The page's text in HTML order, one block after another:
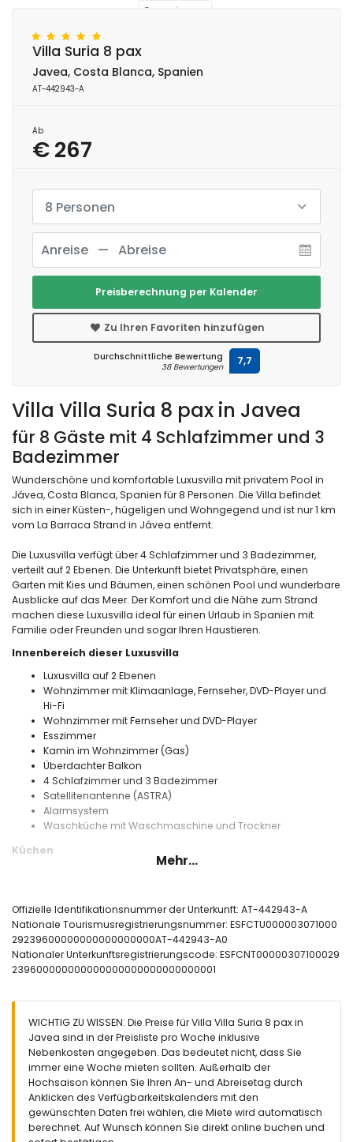
Reservierung
Villa Villa Suria 8 pax in Javea
für 8 Gäste mit 4 Schlafzimmer und 3
Badezimmer
Wunderschöne und komfortable Luxusvilla mit privatem Pool in
Jávea, Costa Blanca, Spanien für 8 Personen. Die Villa befindet
sich in einer Küsten-, hügeligen und Wohngegend und ist nur 1 km
vom La Barraca Strand in Jávea entfernt.
Die Luxusvilla verfügt über 4 Schlafzimmer und 3 Badezimmer,
verteilt auf 2 Ebenen. Die Unterkunft bietet Privatsphäre, einen
Garten mit Kies und Bäumen, einen schönen Pool und wunderbare
Ausblicke auf das Meer. Der Komfort und die Nähe zum Strand
machen diese Luxusvilla ideal für einen Urlaub in Spanien mit
Familie oder Freunden und sogar Ihren Haustieren.
Innenbereich dieser Luxusvilla
Luxusvilla auf 2 Ebenen
Wohnzimmer mit Klimaanlage, Fernseher, DVD-Player und
Hi-Fi
Wohnzimmer mit Fernseher und DVD-Player
Esszimmer
Kamin im Wohnzimmer (Gas)
Überdachter Balkon
4 Schlafzimmer und 3 Badezimmer
Satellitenantenne (ASTRA)
Alarmsystem
Waschküche mit Waschmaschine und Trockner
Küchen
Kaffeemaschine, Wasserkocher, Mixer, Toaster und Entsafter
Küche mit Elektroherd, Mikrowelle und Kühlschrank
Schlafzimmer und Badezimmer
Schlafzimmer mit Klimaanlage, Queensize-Bett (Maße 190 x
Schlafzimmer mit Klimaanlage, 2 Einzelbetten (Maße 190 x
90 cm) und Fernseher
Schlafzimmer mit Klimaanlage, 2 Einzelbetten (Maße 190 x
90 cm)
En-suite Badezimmer mit Doppelwaschbecken,
Badewanne, Dusche und Toilette
En-suite Badezimmer mit Einzelwaschbecken, Dusche und
Toilette
Mehr...
Offizielle Identifikationsnummer der Unterkunft: AT-442943-A
Nationale Tourismusregistrierungsnummer: ESFCTU000003071000
29239600000000000000000AT-442943-A0
Nationaler Unterkunftsregistrierungscode: ESFCNT00000307100029
239600000000000000000000000000001
WICHTIG ZU WISSEN: Die Preise für Villa Villa Suria 8 pax in
Javea sind in der Preisliste pro Woche inklusive
Nebenkosten angegeben. Das bedeutet nicht, dass Sie
immer eine Woche mieten sollten. Außerhalb der
Hochsaison können Sie Ihren An- und Abreisetag durch
Anklicken des Verfügbarkeitskalenders mit den
gewünschten Daten frei wählen, die Miete wird automatisch
berechnet. Auf Wunsch können Sie direkt online buchen und
Villa Suria 8 pax
Javea, Costa Blanca, Spanien
AT-442943-A
Ab
€ 267
8 Personen
Preisberechnung per Kalender
Zu Ihren Favoriten hinzufügen
Durchschnittliche Bewertung
38 Bewertungen 7,7